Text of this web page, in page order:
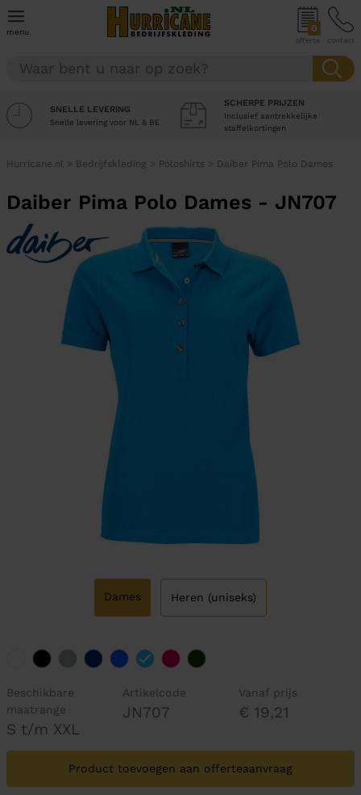
menu 0
offerte contact
SNELLE LEVERING
Snelle levering voor NL & BE
SCHERPE PRIJZEN
Inclusief aantrekkelijke
staffelkortingen
Hurricane.nl > Bedrijfskleding > Poloshirts > Daiber Pima Polo Dames
Daiber Pima Polo Dames - JN707
Dames Heren (uniseks)
Beschikbare
maatrange
S t/m XXL
Artikelcode
JN707
Vanaf prijs
€ 19,21
Product toevoegen aan offerteaanvraag